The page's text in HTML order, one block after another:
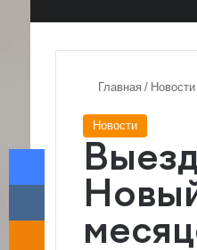
Главная / Новости
Новости
Facebook